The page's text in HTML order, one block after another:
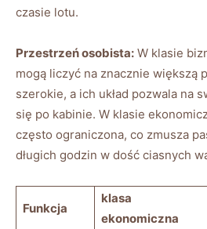
czasie lotu.
Przestrzeń osobista: ⁢W klasie
mogą liczyć na znacznie większą
szerokie, a ich ‍układ pozwala na⁤
się po ‍kabinie. W klasie
często‌ ograniczona, co zmusza
długich godzin w dość ciasnych
Funkcja
klasa
ekonomiczna